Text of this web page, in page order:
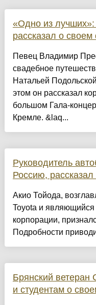
«Одно из
рассказал о
Певец Владимир
свадебное
Натальей
этом он рассказал
большом Гала-
Кремле. &laq...
Руководитель
Россию,
Акио Тойода,
Toyota и являющийся
корпорации,
Подробности
Брянский ветеран
и студентам о